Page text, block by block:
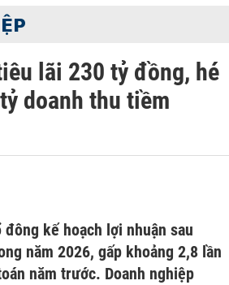
lãi 230 tỷ đồng, hé
doanh thu tiềm
kế hoạch lợi nhuận sau
năm 2026, gấp khoảng 2,8 lần
năm trước. Doanh nghiệp